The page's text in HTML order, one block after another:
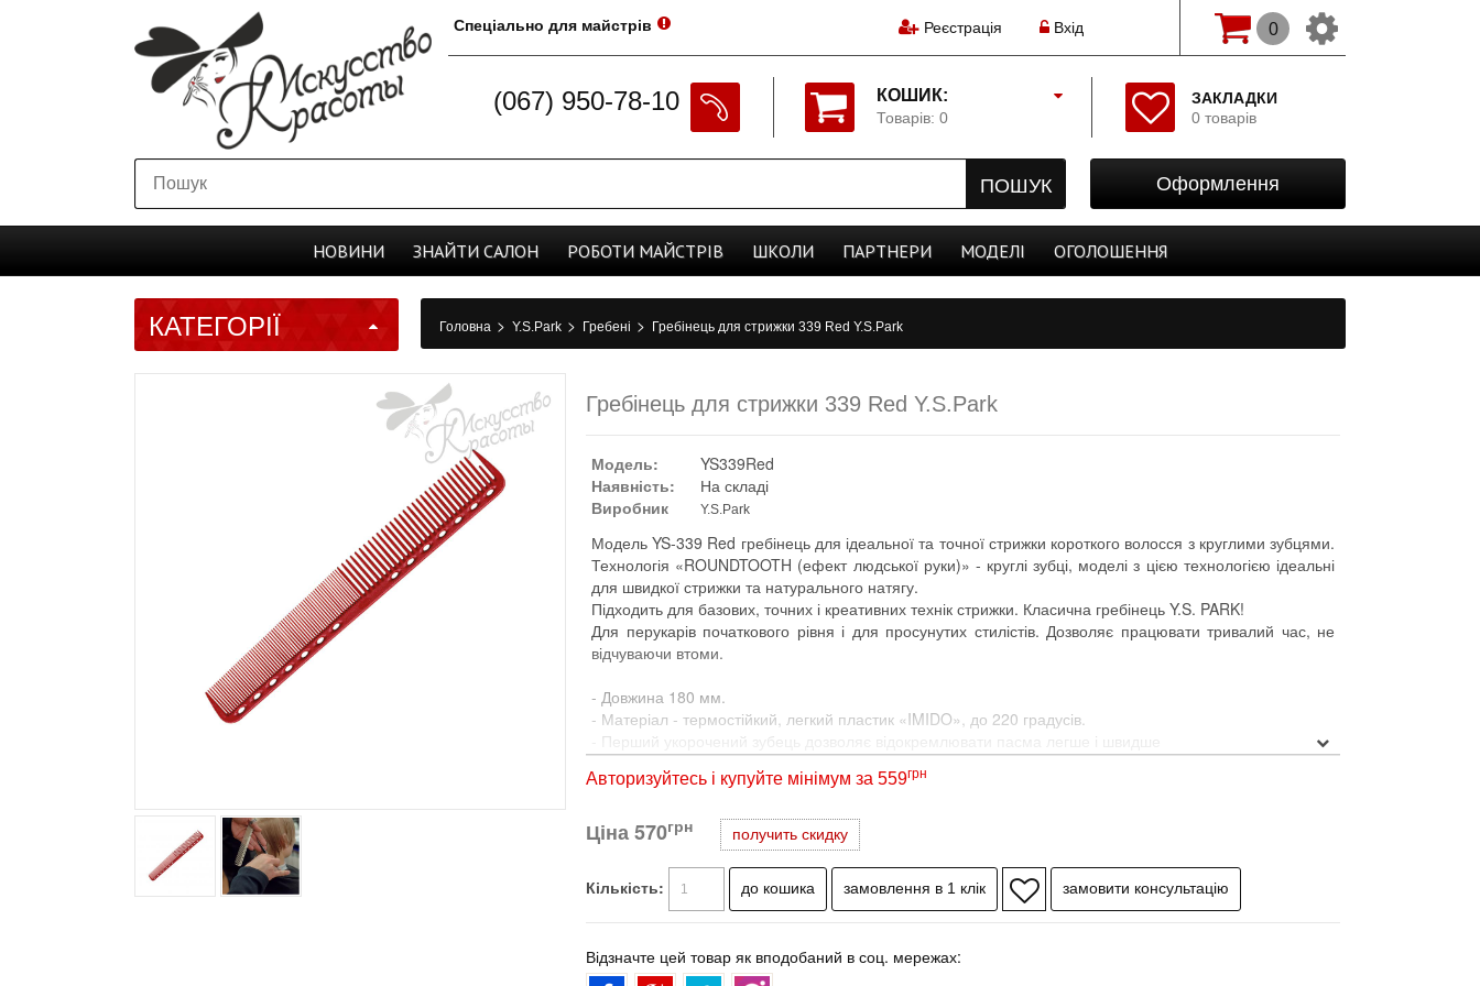
Реєстрація Вхід
Спеціально для майстрів
КОШИК:
Товарів: 0
ПОШУК
(067) 950-78-10
Оформлення
ЗАКЛАДКИ
0 товарів
0
Початок
Реєстрація
Закладки
НОВИНИ ЗНАЙТИ CАЛОН РОБОТИ МАЙСТРІВ ШКОЛИ ПАРТНЕРИ МОДЕЛІ ОГОЛОШЕННЯ
КАТЕГОРІЇ Головна > Y.S.Park > Гребені > Гребінець для стрижки 339 Red Y.S.Park
Гребінець для стрижки 339 Red Y.S.Park
Модель:
YS339Red
Наявність:
На складі
Виробник
Y.S.Park
Модель YS-339 Red гребінець для ідеальної та точної стрижки короткого волосся з круглими зубцями.
Технологія «ROUNDTOOTH (ефект людської руки)» - круглі зубці, моделі з цією технологією ідеальні
для швидкої стрижки та натурального натягу.
Підходить для базових, точних і креативних технік стрижки. Класична гребінець Y.S. PARK!
Для перукарів початкового рівня і для просунутих стилістів. Дозволяє працювати тривалий час, не
відчуваючи втоми.
- Довжина 180 мм.
- Матеріал - термостійкий, легкий пластик «IMIDO», до 220 градусів.
- Перший укорочений зубець дозволяє відокремлювати пасма легше і швидше
- Отвори в обушком гребінця, розташовані через 1 см. Можуть використовуватися в якості лінійки.
- Зубці дуже міцні і дозволяють добре прочесати волосся.
- Технологія «Gradually pitch», рівномірний натяг пасма по всій довжині.
- Панель з дрібними зубцями дозволяє стригти також і коротке волосся.
- Технологія «ROUNDTOOTH (ефект людської руки)» - круглі зубці, моделі з цією технологією ідеальні
для швидкої стрижки та натурального натягу. Рухаючись по радіусу, волосся завжди зберігають рівний
кут навіть при горизонтальній або діагональної відтягненні пасма.
МАТЕРІАЛИ.
Авторизуйтесь і купуйте мінімум за 559грн
Ціна570грн получить скидку
Кількість:
Відзначте цей товар як вподобаний в соц. мережах: